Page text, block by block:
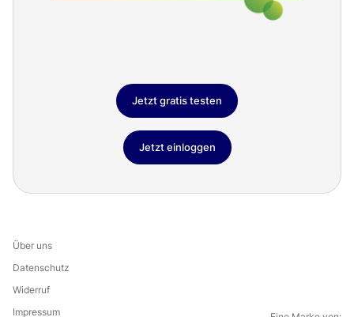
Jetzt gratis testen
Jetzt einloggen
Über uns
Datenschutz
Widerruf
Impressum